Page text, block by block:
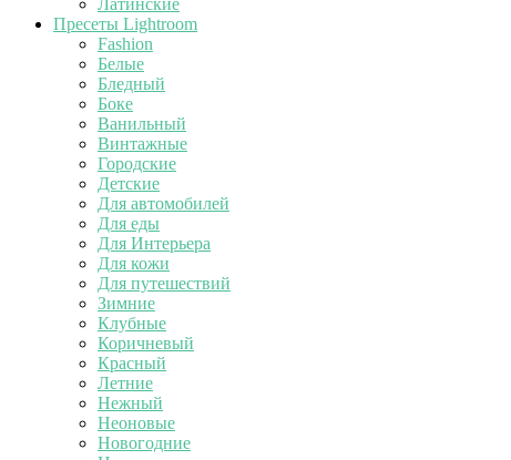
Латинские
Пресеты Lightroom
Fashion
Белые
Бледный
Боке
Ванильный
Винтажные
Городские
Детские
Для автомобилей
Для еды
Для Интерьера
Для кожи
Для путешествий
Зимние
Клубные
Коричневый
Красный
Летние
Нежный
Неоновые
Новогодние